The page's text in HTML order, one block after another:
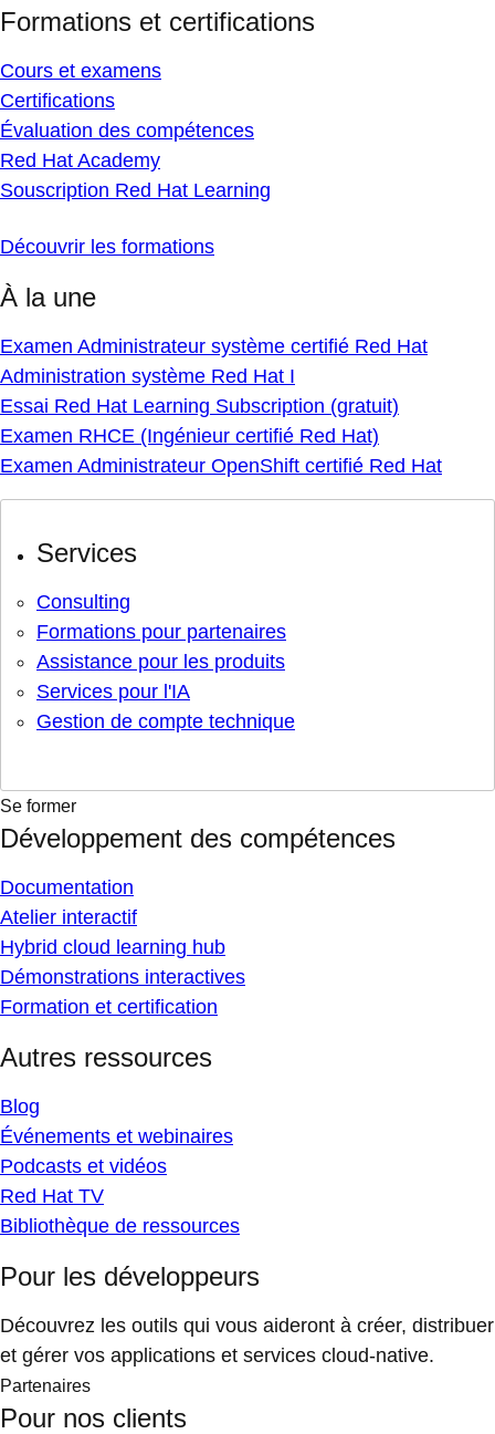
Formations et certifications
Cours et examens
Certifications
Évaluation des compétences
Red Hat Academy
Souscription Red Hat Learning
Découvrir les formations
À la une
Examen Administrateur système certifié Red Hat
Administration système Red Hat I
Essai Red Hat Learning Subscription (gratuit)
Examen RHCE (Ingénieur certifié Red Hat)
Examen Administrateur OpenShift certifié Red Hat
Services
Consulting
Formations pour partenaires
Assistance pour les produits
Services pour l'IA
Gestion de compte technique
Se former
Développement des compétences
Documentation
Atelier interactif
Hybrid cloud learning hub
Démonstrations interactives
Formation et certification
Autres ressources
Blog
Événements et webinaires
Podcasts et vidéos
Red Hat TV
Bibliothèque de ressources
Pour les développeurs
Découvrez les outils qui vous aideront à créer, distribuer
et gérer vos applications et services cloud-native.
Partenaires
Pour nos clients